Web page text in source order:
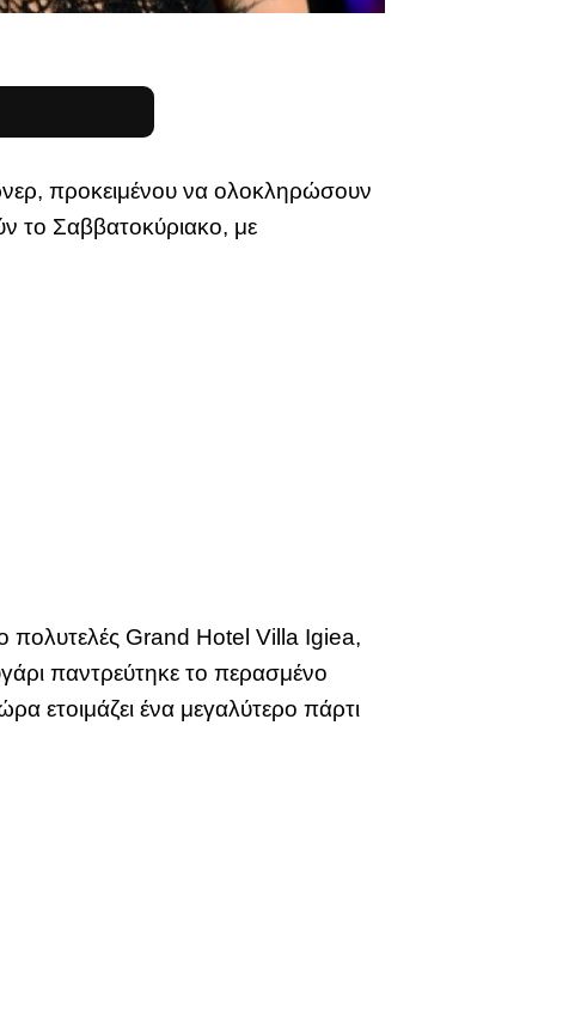
προκειμένου να ολοκληρώσουν
το Σαββατοκύριακο, με
πολυτελές Grand Hotel Villa Igiea,
παντρεύτηκε το περασμένο
ετοιμάζει ένα μεγαλύτερο πάρτι